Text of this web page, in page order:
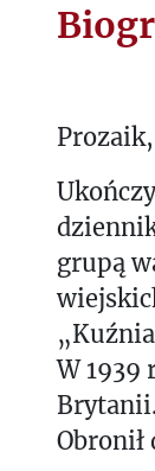
grupą
W 1939